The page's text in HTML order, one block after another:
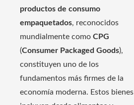
productos de consumo
empaquetados, reconocidos
mundialmente como CPG
(Consumer Packaged Goods),
constituyen uno de los
fundamentos más firmes de la
economía moderna. Estos bienes